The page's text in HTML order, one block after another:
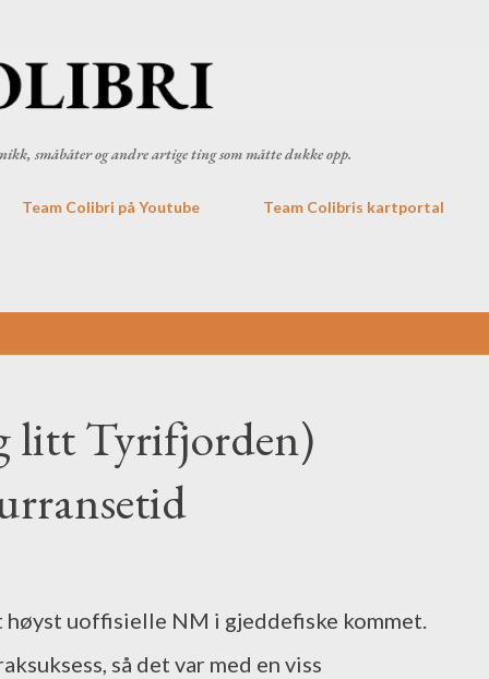
småbåter og andre artige ting som måtte dukke opp.
Team Colibri på Youtube Team Colibris kartportal
litt Tyrifjorden)
uoffisielle NM i gjeddefiske kommet.
så det var med en viss